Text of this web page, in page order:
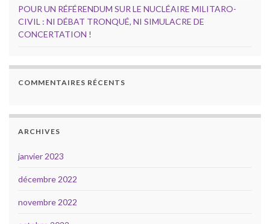
POUR UN RÉFÉRENDUM SUR LE NUCLÉAIRE MILITARO-
CIVIL : NI DÉBAT TRONQUÉ, NI SIMULACRE DE
CONCERTATION !
COMMENTAIRES RÉCENTS
ARCHIVES
janvier 2023
décembre 2022
novembre 2022